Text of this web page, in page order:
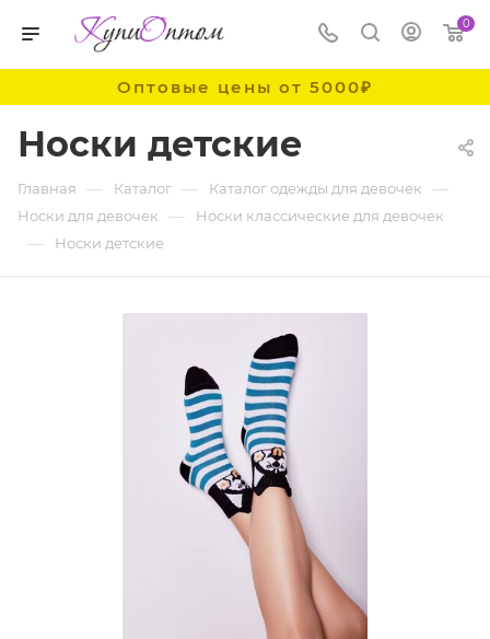
0
Оптовые цены от 5000₽
Носки детские
Главная — Каталог — Каталог одежды для девочек —
Носки для девочек — Носки классические для девочек
— Носки детские